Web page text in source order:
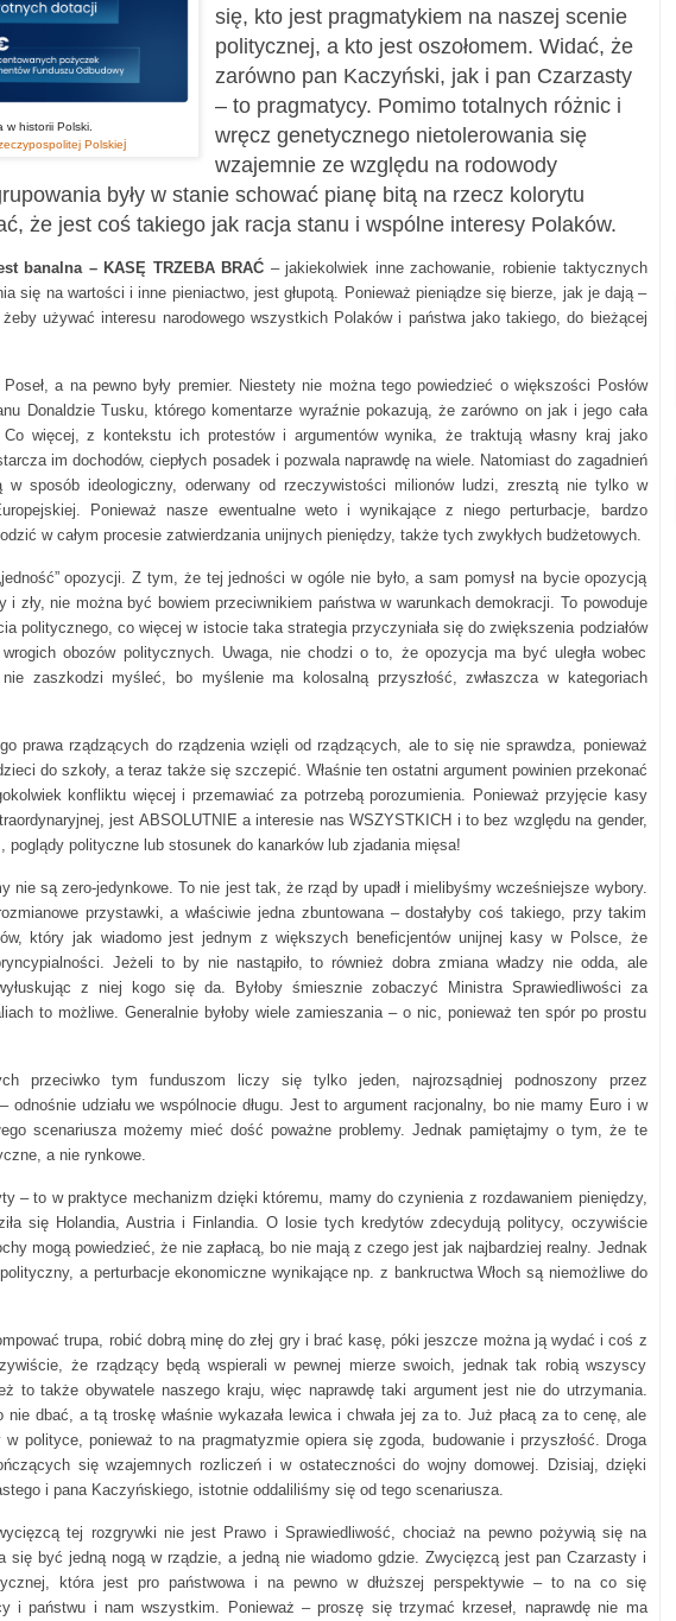
w historii Polski.
Polskiej
się, kto jest pragmatykiem na naszej scenie
politycznej, a kto jest oszołomem. Widać, że
zarówno pan Kaczyński, jak i pan Czarzasty
– to pragmatycy. Pomimo totalnych różnic i
wręcz genetycznego nietolerowania się
wzajemnie ze względu na rodowody
były w stanie schować pianę bitą na rzecz kolorytu
że jest coś takiego jak racja stanu i wspólne interesy Polaków.
banalna – KASĘ TRZEBA BRAĆ – jakiekolwiek inne zachowanie, robienie taktycznych
się na wartości i inne pieniactwo, jest głupotą. Ponieważ pieniądze się bierze, jak je dają –
używać interesu narodowego wszystkich Polaków i państwa jako takiego, do bieżącej
a na pewno były premier. Niestety nie można tego powiedzieć o większości Posłów
Donaldzie Tusku, którego komentarze wyraźnie pokazują, że zarówno on jak i jego cała
więcej, z kontekstu ich protestów i argumentów wynika, że traktują własny kraj jako
im dochodów, ciepłych posadek i pozwala naprawdę na wiele. Natomiast do zagadnień
w sposób ideologiczny, oderwany od rzeczywistości milionów ludzi, zresztą nie tylko w
Ponieważ nasze ewentualne weto i wynikające z niego perturbacje, bardzo
w całym procesie zatwierdzania unijnych pieniędzy, także tych zwykłych budżetowych.
opozycji. Z tym, że tej jedności w ogóle nie było, a sam pomysł na bycie opozycją
i zły, nie można być bowiem przeciwnikiem państwa w warunkach demokracji. To powoduje
politycznego, co więcej w istocie taka strategia przyczyniała się do zwiększenia podziałów
obozów politycznych. Uwaga, nie chodzi o to, że opozycja ma być uległa wobec
zaszkodzi myśleć, bo myślenie ma kolosalną przyszłość, zwłaszcza w kategoriach
prawa rządzących do rządzenia wzięli od rządzących, ale to się nie sprawdza, ponieważ
do szkoły, a teraz także się szczepić. Właśnie ten ostatni argument powinien przekonać
konfliktu więcej i przemawiać za potrzebą porozumienia. Ponieważ przyjęcie kasy
jest ABSOLUTNIE a interesie nas WSZYSTKICH i to bez względu na gender,
poglądy polityczne lub stosunek do kanarków lub zjadania mięsa!
nie są zero-jedynkowe. To nie jest tak, że rząd by upadł i mielibyśmy wcześniejsze wybory.
przystawki, a właściwie jedna zbuntowana – dostałyby coś takiego, przy takim
który jak wiadomo jest jednym z większych beneficjentów unijnej kasy w Polsce, że
Jeżeli to by nie nastąpiło, to również dobra zmiana władzy nie odda, ale
z niej kogo się da. Byłoby śmiesznie zobaczyć Ministra Sprawiedliwości za
to możliwe. Generalnie byłoby wiele zamieszania – o nic, ponieważ ten spór po prostu
przeciwko tym funduszom liczy się tylko jeden, najrozsądniej podnoszony przez
odnośnie udziału we wspólnocie długu. Jest to argument racjonalny, bo nie mamy Euro i w
scenariusza możemy mieć dość poważne problemy. Jednak pamiętajmy o tym, że te
a nie rynkowe.
– to w praktyce mechanizm dzięki któremu, mamy do czynienia z rozdawaniem pieniędzy,
się Holandia, Austria i Finlandia. O losie tych kredytów zdecydują politycy, oczywiście
mogą powiedzieć, że nie zapłacą, bo nie mają z czego jest jak najbardziej realny. Jednak
a perturbacje ekonomiczne wynikające np. z bankructwa Włoch są niemożliwe do
trupa, robić dobrą minę do złej gry i brać kasę, póki jeszcze można ją wydać i coś z
że rządzący będą wspierali w pewnej mierze swoich, jednak tak robią wszyscy
to także obywatele naszego kraju, więc naprawdę taki argument jest nie do utrzymania.
nie dbać, a tą troskę właśnie wykazała lewica i chwała jej za to. Już płacą za to cenę, ale
polityce, ponieważ to na pragmatyzmie opiera się zgoda, budowanie i przyszłość. Droga
się wzajemnych rozliczeń i w ostateczności do wojny domowej. Dzisiaj, dzięki
i pana Kaczyńskiego, istotnie oddaliliśmy się od tego scenariusza.
tej rozgrywki nie jest Prawo i Sprawiedliwość, chociaż na pewno pożywią się na
się być jedną nogą w rządzie, a jedną nie wiadomo gdzie. Zwycięzcą jest pan Czarzasty i
która jest pro państwowa i na pewno w dłuższej perspektywie – to na co się
i państwu i nam wszystkim. Ponieważ – proszę się trzymać krzeseł, naprawdę nie ma